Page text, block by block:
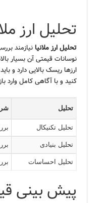
تحلیل ارز
تحلیل ارز ملانیا نیازمند
نوسانات قیمتی آن بسیار
ارزها ریسک بالایی دارد و
کنید و با آگاهی کامل وارد
تحلیل
تحلیل تکنیکال
تحلیل بنیادی
تحلیل احساسات
پیش بینی